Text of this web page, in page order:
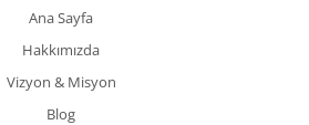
Ana Sayfa
Hakkımızda
Vizyon & Misyon
Blog